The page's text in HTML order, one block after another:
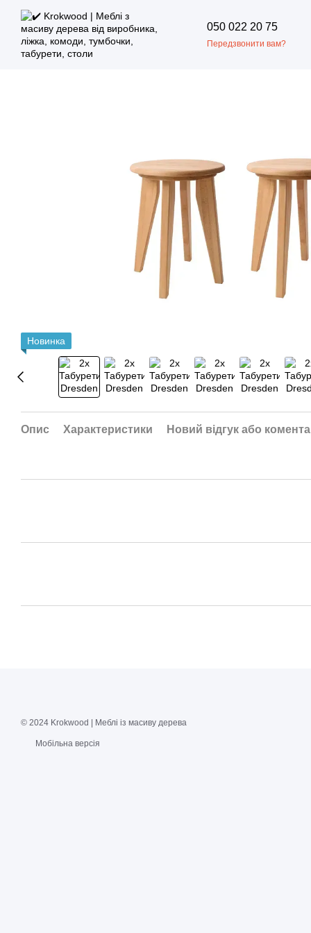
Перейти до основного контенту
050 022 20 75
Передзвонити вам?
Новинка
Опис Характеристики Новий відгук або
© 2024 Krokwood | Меблі із масиву дерева
Мобільна версія